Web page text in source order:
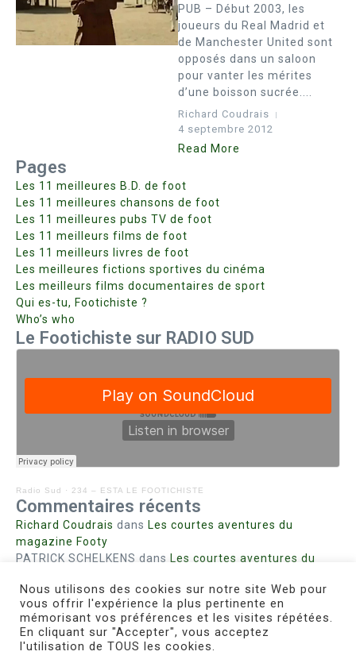
PUB – Début 2003, les
joueurs du Real Madrid et
de Manchester United sont
opposés dans un saloon
pour vanter les mérites
d’une boisson sucrée....
Richard Coudrais
4 septembre 2012
Read More
Pages
Les 11 meilleures B.D. de foot
Les 11 meilleures chansons de foot
Les 11 meilleures pubs TV de foot
Les 11 meilleurs films de foot
Les 11 meilleurs livres de foot
Les meilleures fictions sportives du cinéma
Les meilleurs films documentaires de sport
Qui es-tu, Footichiste ?
Who’s who
Le Footichiste sur RADIO SUD
Radio Sud · 234 – ESTA LE FOOTICHISTE
Commentaires récents
Richard Coudrais dans Les courtes aventures du
magazine Footy
PATRICK SCHELKENS dans Les courtes aventures du
Bohn fabiennedans Intrigues sanglantes à Mulhouse
Steph. RUTA dansLust for Nice
MIRMANDdansPieds agiles et champignons
Nous utilisons des cookies sur notre site Web pour
vous offrir l'expérience la plus pertinente en
mémorisant vos préférences et les visites répétées.
En cliquant sur "Accepter", vous acceptez
l'utilisation de TOUS les cookies.